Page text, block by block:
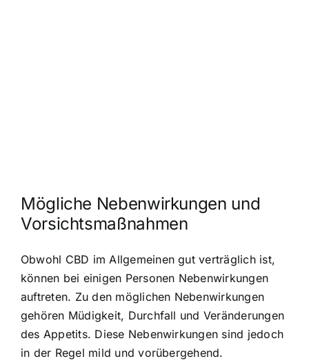
Mögliche Nebenwirkungen und
Vorsichtsmaßnahmen
Obwohl CBD im Allgemeinen gut verträglich ist,
können bei einigen Personen Nebenwirkungen
auftreten. Zu den möglichen Nebenwirkungen
gehören Müdigkeit, Durchfall und Veränderungen
des Appetits. Diese Nebenwirkungen sind jedoch
in der Regel mild und vorübergehend.